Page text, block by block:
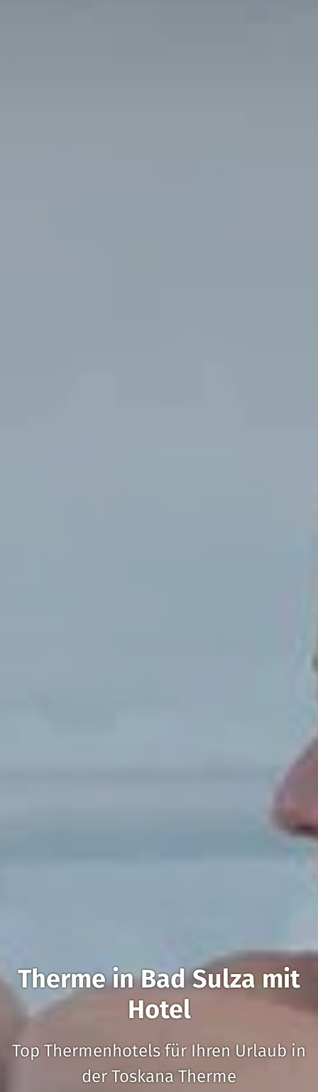
Therme in Bad Sulza mit
Hotel
Top Thermenhotels für Ihren Urlaub in
der Toskana Therme